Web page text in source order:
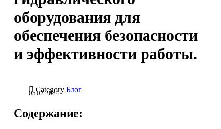
оборудования для
обеспечения безопасности
и эффективности работы.
 Category Блог
05.02.2024
Содержание: